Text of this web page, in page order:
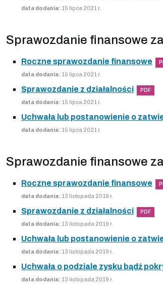
data dodania: 15 lipca 2021 r.
Sprawozdanie finansowe
Roczne sprawozdanie finansowe
data dodania: 15 lipca 2021 r.
Sprawozdanie z działalności PDF
data dodania: 15 lipca 2021 r.
Uchwała lub postanowienie o
data dodania: 15 lipca 2021 r.
Sprawozdanie finansowe
Roczne sprawozdanie finansowe
data dodania: 13 listopada 2019 r.
Sprawozdanie z działalności PDF
data dodania: 13 listopada 2019 r.
Uchwała lub postanowienie o
data dodania: 13 listopada 2019 r.
Uchwała o podziale zysku bądź
data dodania: 13 listopada 2019 r.